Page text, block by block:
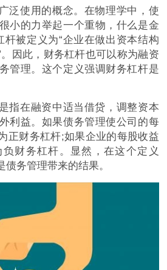
泛使用的概念。在物理学中，使
小的力举起一个重物，什么是金
杆被定义为“企业在做出资本结构
因此，财务杠杆也可以称为融资
管理。这个定义强调财务杠杆是
指在融资中适当借贷，调整资本
利益。如果债务管理使公司的每
正财务杠杆;如果企业的每股收益
财务杠杆。显然，在这个定义
务管理带来的结果。